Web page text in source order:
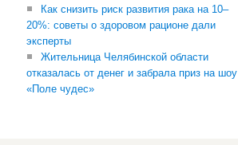
Как снизить риск развития рака на 10–
20%: советы о здоровом рационе дали
эксперты
Жительница Челябинской области
отказалась от денег и забрала приз на шоу
«Поле чудес»